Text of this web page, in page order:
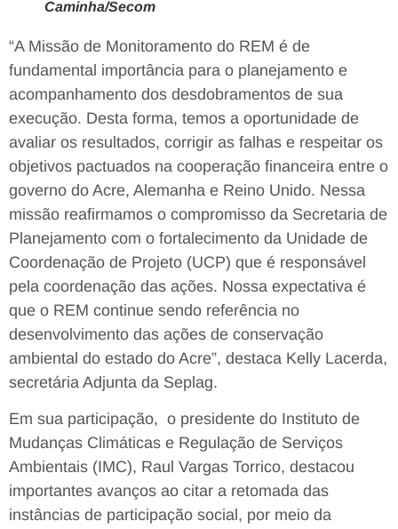
Caminha/Secom
“A Missão de Monitoramento do REM é de
fundamental importância para o planejamento e
acompanhamento dos desdobramentos de sua
execução. Desta forma, temos a oportunidade de
avaliar os resultados, corrigir as falhas e respeitar os
objetivos pactuados na cooperação financeira entre o
governo do Acre, Alemanha e Reino Unido. Nessa
missão reafirmamos o compromisso da Secretaria de
Planejamento com o fortalecimento da Unidade de
Coordenação de Projeto (UCP) que é responsável
pela coordenação das ações. Nossa expectativa é
que o REM continue sendo referência no
desenvolvimento das ações de conservação
ambiental do estado do Acre”, destaca Kelly Lacerda,
secretária Adjunta da Seplag.
Em sua participação, o presidente do Instituto de
Mudanças Climáticas e Regulação de Serviços
Ambientais (IMC), Raul Vargas Torrico, destacou
importantes avanços ao citar a retomada das
instâncias de participação social, por meio da